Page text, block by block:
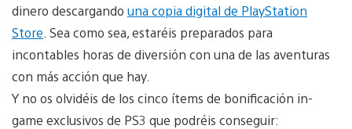
dinero descargando una copia digital de PlayStation
Store . Sea como sea, estaréis preparados para
incontables horas de diversión con una de las aventuras
con más acción que hay.
Y no os olvidéis de los cinco ítems de bonificación in-
game exclusivos de PS3 que podréis conseguir: